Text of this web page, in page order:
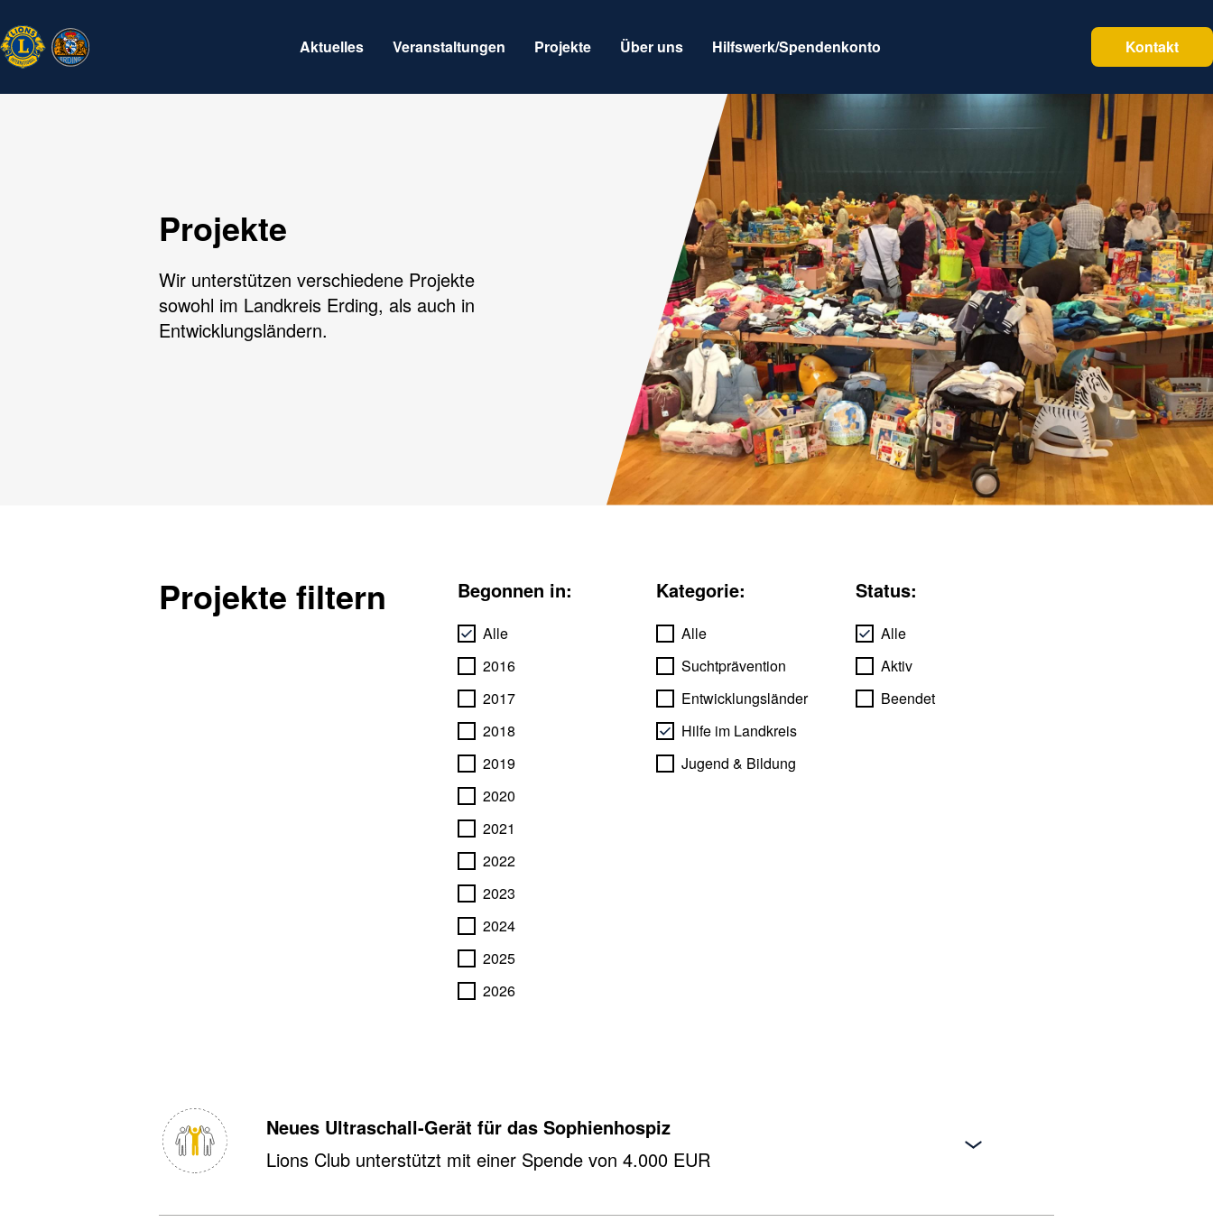
Aktuelles Veranstaltungen Projekte Über uns Hilfswerk/Spendenkonto Kontakt
Projekte
Wir unterstützen verschiedene Projekte
sowohl im Landkreis Erding, als auch in
Entwicklungsländern.
Projekte filtern Begonnen in:
Alle
2016
2017
2018
2019
2020
2021
2022
2023
2024
2025
2026
Kategorie:
Alle
Suchtprävention
Entwicklungsländer
Hilfe im Landkreis
Jugend & Bildung
Status:
Alle
Aktiv
Beendet
Neues Ultraschall-Gerät für das Sophienhospiz
Lions Club unterstützt mit einer Spende von 4.000 EUR